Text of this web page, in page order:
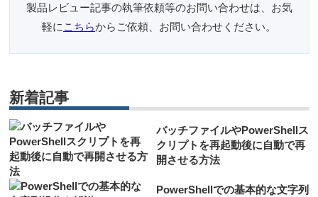
製品レビュー記事の執筆依頼等のお問い合わせは、お気
軽に こちらからご依頼、お問い合わせください。
新着記事
バッチファイルやPowerShellス
クリプトを再起動後に自動で再
開させる方法
PowerShellでの基本的な文字列